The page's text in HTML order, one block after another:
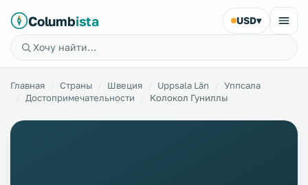
Columbista USD▾
Главная Страны Швеция Uppsala Län
Уппсала
Достопримечательности
Колокол Гуниллы